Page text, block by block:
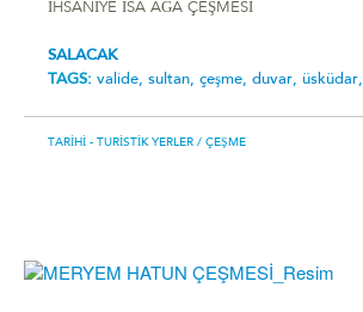
İHSANİYE İSA AĞA ÇEŞMESİ
SALACAK
TAGS: valide, sultan, çeşme, duvar, üsküdar,
TARIHI - TURISTIK YERLER / ÇEŞME